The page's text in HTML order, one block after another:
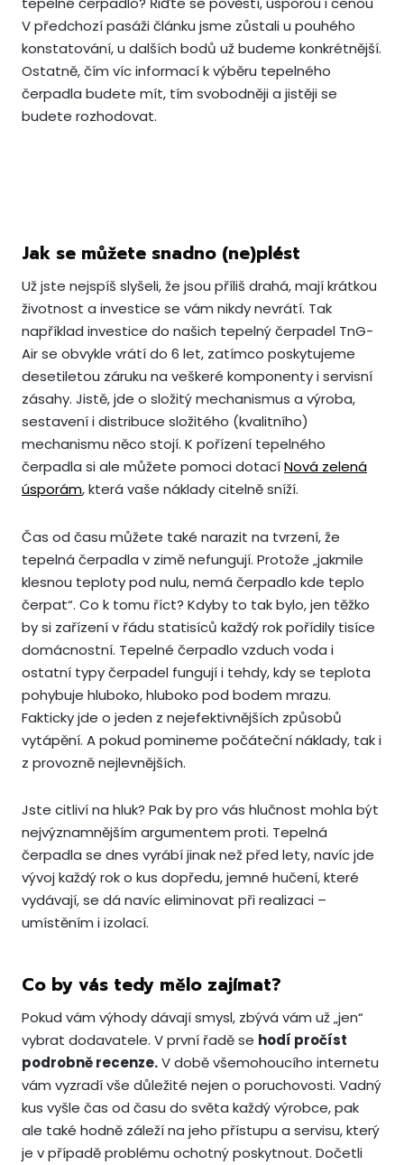
V předchozí pasáži článku jsme zůstali u pouhého
konstatování, u dalších bodů už budeme konkrétnější.
Ostatně, čím víc informací k výběru tepelného
čerpadla budete mít, tím svobodněji a jistěji se
budete rozhodovat.
Jak se můžete snadno (ne)plést
Už jste nejspíš slyšeli, že jsou příliš drahá, mají krátkou
životnost a investice se vám nikdy nevrátí. Tak
například investice do našich tepelný čerpadel TnG-
Air se obvykle vrátí do 6 let, zatímco poskytujeme
desetiletou záruku na veškeré komponenty i servisní
zásahy. Jistě, jde o složitý mechanismus a výroba,
sestavení i distribuce složitého (kvalitního)
mechanismu něco stojí. K pořízení tepelného
čerpadla si ale můžete pomoci dotacíNová zelená
úsporám, která vaše náklady citelně sníží.
Čas od času můžete také narazit na tvrzení, že
tepelná čerpadla v zimě nefungují. Protože „jakmile
klesnou teploty pod nulu, nemá čerpadlo kde teplo
čerpat“. Co k tomu říct? Kdyby to tak bylo, jen těžko
by si zařízení v řádu statisíců každý rok pořídily tisíce
domácnostní. Tepelné čerpadlo vzduch voda i
ostatní typy čerpadel fungují i tehdy, kdy se teplota
pohybuje hluboko, hluboko pod bodem mrazu.
Fakticky jde o jeden z nejefektivnějších způsobů
vytápění. A pokud pomineme počáteční náklady, tak i
z provozně nejlevnějších.
Jste citliví na hluk? Pak by pro vás hlučnost mohla být
nejvýznamnějším argumentem proti. Tepelná
čerpadla se dnes vyrábí jinak než před lety, navíc jde
vývoj každý rok o kus dopředu, jemné hučení, které
vydávají, se dá navíc eliminovat při realizaci –
umístěním i izolací.
Co by vás tedy mělo zajímat?
Pokud vám výhody dávají smysl, zbývá vám už „jen“
vybrat dodavatele. V první řadě se hodí pročíst
podrobně recenze.V době všemohoucího internetu
vám vyzradí vše důležité nejen o poruchovosti. Vadný
kus vyšle čas od času do světa každý výrobce, pak
ale také hodně záleží na jeho přístupu a servisu, který
je v případě problému ochotný poskytnout. Dočetli